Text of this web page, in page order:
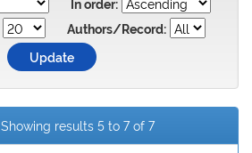
In order:
Authors/Record:
Showing results 5 to 7 of 7